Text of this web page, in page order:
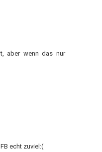
aber wenn das nur
echt zuviel:(